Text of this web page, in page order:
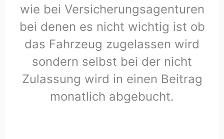
wie bei Versicherungsagenturen
bei denen es nicht wichtig ist ob
das Fahrzeug zugelassen wird
sondern selbst bei der nicht
Zulassung wird in einen Beitrag
monatlich abgebucht.